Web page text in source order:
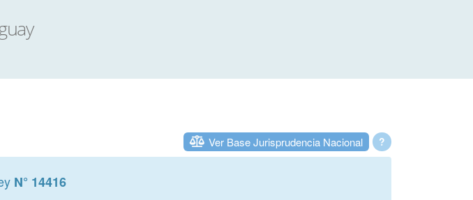
?
Ver Base Jurisprudencia Nacional
N° 14416